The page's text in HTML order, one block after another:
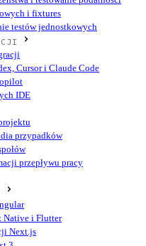
i fixtures
testów jednostkowych
Cursor i Claude Code
IDE
przypadków
przepływu pracy
Native i Flutter
Next.js